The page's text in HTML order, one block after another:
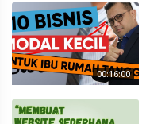
00:16:00